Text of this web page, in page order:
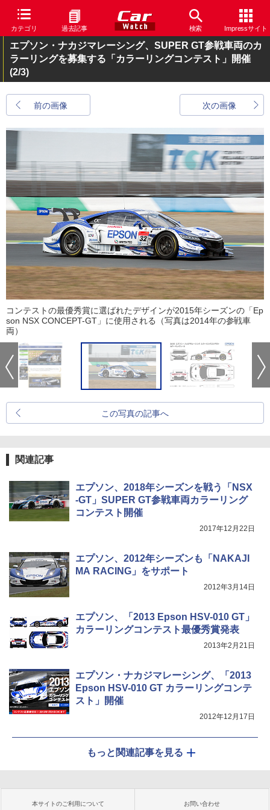
カテゴリ 過去記事 検索 Impressサイト
エプソン・ナカジマレーシング、SUPER GT参戦車両のカ
ラーリングを募集する「カラーリングコンテスト」開催
(2/3)
前の画像 次の画像
コンテストの最優秀賞に選ばれたデザインが2015年シーズンの「Ep
son NSX CONCEPT-GT」に使用される（写真は2014年の参戦車
両）
この写真の記事へ
関連記事
エプソン、2018年シーズンを戦う「NSX
-GT」SUPER GT参戦車両カラーリング
コンテスト開催
2017年12月22日
エプソン、2012年シーズンも「NAKAJI
MA RACING」をサポート
2012年3月14日
エプソン、「2013 Epson HSV-010 GT」
カラーリングコンテスト最優秀賞発表
2013年2月21日
エプソン・ナカジマレーシング、「2013
Epson HSV-010 GT カラーリングコンテ
スト」開催
2012年12月17日
もっと関連記事を見る
本サイトのご利用について お問い合わせ